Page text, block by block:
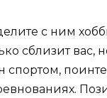
с ним
сблизит вас,